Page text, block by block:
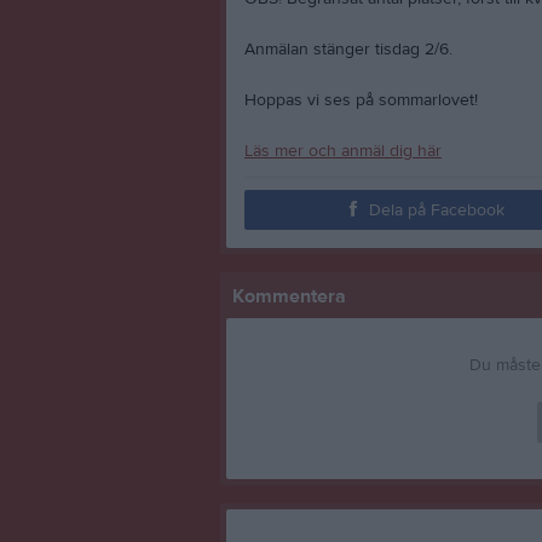
Anmälan stänger tisdag 2/6.
Hoppas vi ses på sommarlovet!
Läs mer och anmäl dig här
Dela på Facebook
Kommentera
Du